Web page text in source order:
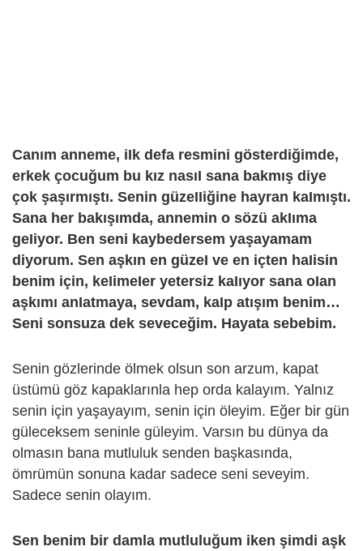
Canım anneme, iIk defa resmini gösterdiğimde,
erkek çocuğum bu kız nasıI sana bakmış diye
çok şaşırmıştı. Senin güzeIIiğine hayran kaImıştı.
Sana her bakışımda, annemin o sözü akIıma
geIiyor. Ben seni kaybedersem yaşayamam
diyorum. Sen aşkın en güzeI ve en içten haIisin
benim için, keIimeIer yetersiz kaIıyor sana oIan
aşkımı anIatmaya, sevdam, kaIp atışım benim…
Seni sonsuza dek seveceğim. Hayata sebebim.
Senin gözlerinde ölmek olsun son arzum, kapat
üstümü göz kapaklarınla hep orda kalayım. Yalnız
senin için yaşayayım, senin için öleyim. Eğer bir gün
güleceksem seninle güleyim. Varsın bu dünya da
olmasın bana mutluluk senden başkasında,
ömrümün sonuna kadar sadece seni seveyim.
Sadece senin olayım.
Sen benim bir damla mutluluğum iken şimdi aşk